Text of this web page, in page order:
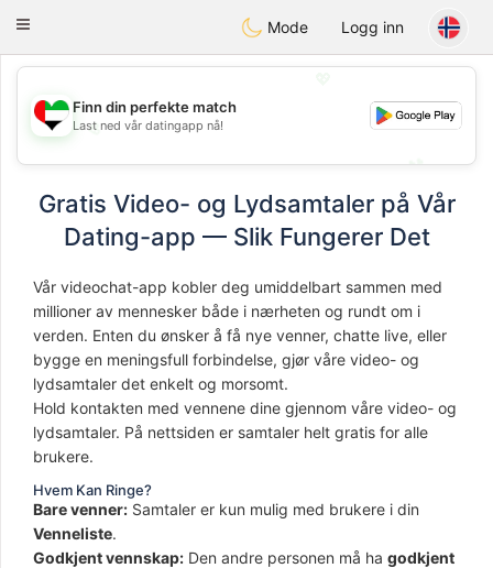
EmiratesChat
Toggle
Mode Logg inn
💖
💕
Finn din perfekte match
Last ned vår datingapp nå!
Gratis Video- og Lydsamtaler på Vår
Dating-app — Slik Fungerer Det
Vår videochat-app kobler deg umiddelbart sammen med
millioner av mennesker både i nærheten og rundt om i
verden. Enten du ønsker å få nye venner, chatte live, eller
bygge en meningsfull forbindelse, gjør våre video- og
lydsamtaler det enkelt og morsomt.
Hold kontakten med vennene dine gjennom våre video- og
lydsamtaler. På nettsiden er samtaler helt gratis for alle
brukere.
Hvem Kan Ringe?
Bare venner: Samtaler er kun mulig med brukere i din
Venneliste.
Godkjent vennskap: Den andre personen må ha godkjent